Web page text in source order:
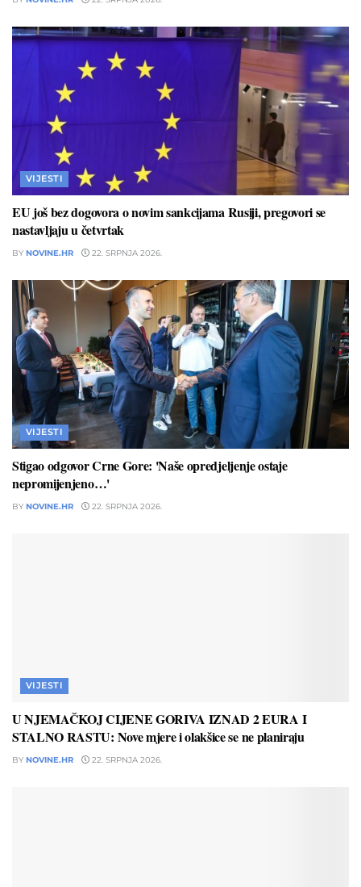
VIJESTI
EU još bez dogovora o novim sankcijama Rusiji, pregovori se
nastavljaju u četvrtak
BY NOVINE.HR 22. SRPNJA 2026.
VIJESTI
Stigao odgovor Crne Gore: 'Naše opredjeljenje ostaje
nepromijenjeno…'
BY NOVINE.HR 22. SRPNJA 2026.
VIJESTI
U NJEMAČKOJ CIJENE GORIVA IZNAD 2 EURA I
STALNO RASTU: Nove mjere i olakšice se ne planiraju
BY NOVINE.HR 22. SRPNJA 2026.